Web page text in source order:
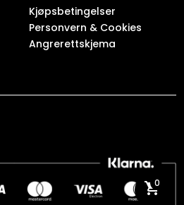
shopping_cart
0
Kjøpsbetingelser
Personvern & Cookies
Angrerettskjema